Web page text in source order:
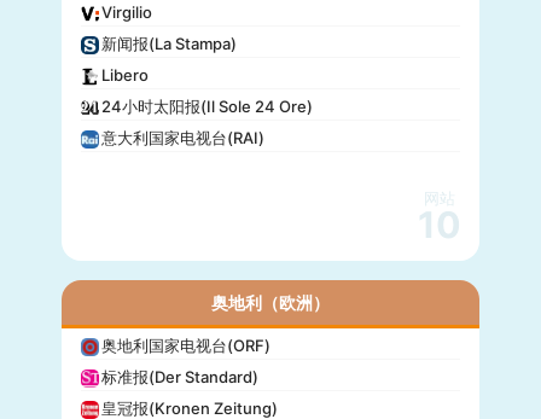
Virgilio
新闻报(La Stampa)
Libero
24小时太阳报(Il Sole 24 Ore)
意大利国家电视台(RAI)
网站
10
奥地利（欧洲）
奥地利国家电视台(ORF)
标准报(Der Standard)
皇冠报(Kronen Zeitung)